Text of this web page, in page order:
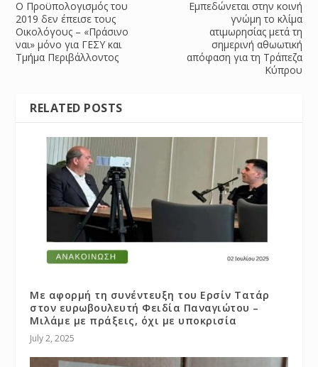
Ο Προϋπολογισμός του
2019 δεν έπεισε τους
Οικολόγους – «Πράσινο
ναι» μόνο για ΓΕΣΥ και
Τμήμα Περιβάλλοντος
Εμπεδώνεται στην κοινή
γνώμη το κλίμα
ατιμωρησίας μετά τη
σημερινή αθωωτική
απόφαση για τη Τράπεζα
Κύπρου
RELATED POSTS
Με αφορμή τη συνέντευξη του Ερσίν Τατάρ
στον ευρωβουλευτή Φειδία Παναγιώτου –
Μιλάμε με πράξεις, όχι με υποκρισία
July 2, 2025